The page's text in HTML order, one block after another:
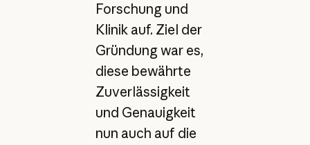
Forschung und
Klinik auf. Ziel der
Gründung war es,
diese bewährte
Zuverlässigkeit
und Genauigkeit
nun auch auf die